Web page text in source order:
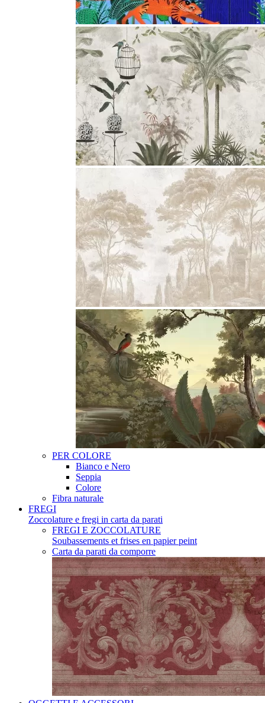
PER COLORE
Bianco e Nero
Seppia
Colore
Fibra naturale
FREGI
Zoccolature e fregi in carta da parati
FREGI E ZOCCOLATURE
Soubassements et frises en papier peint
Carta da parati da comporre